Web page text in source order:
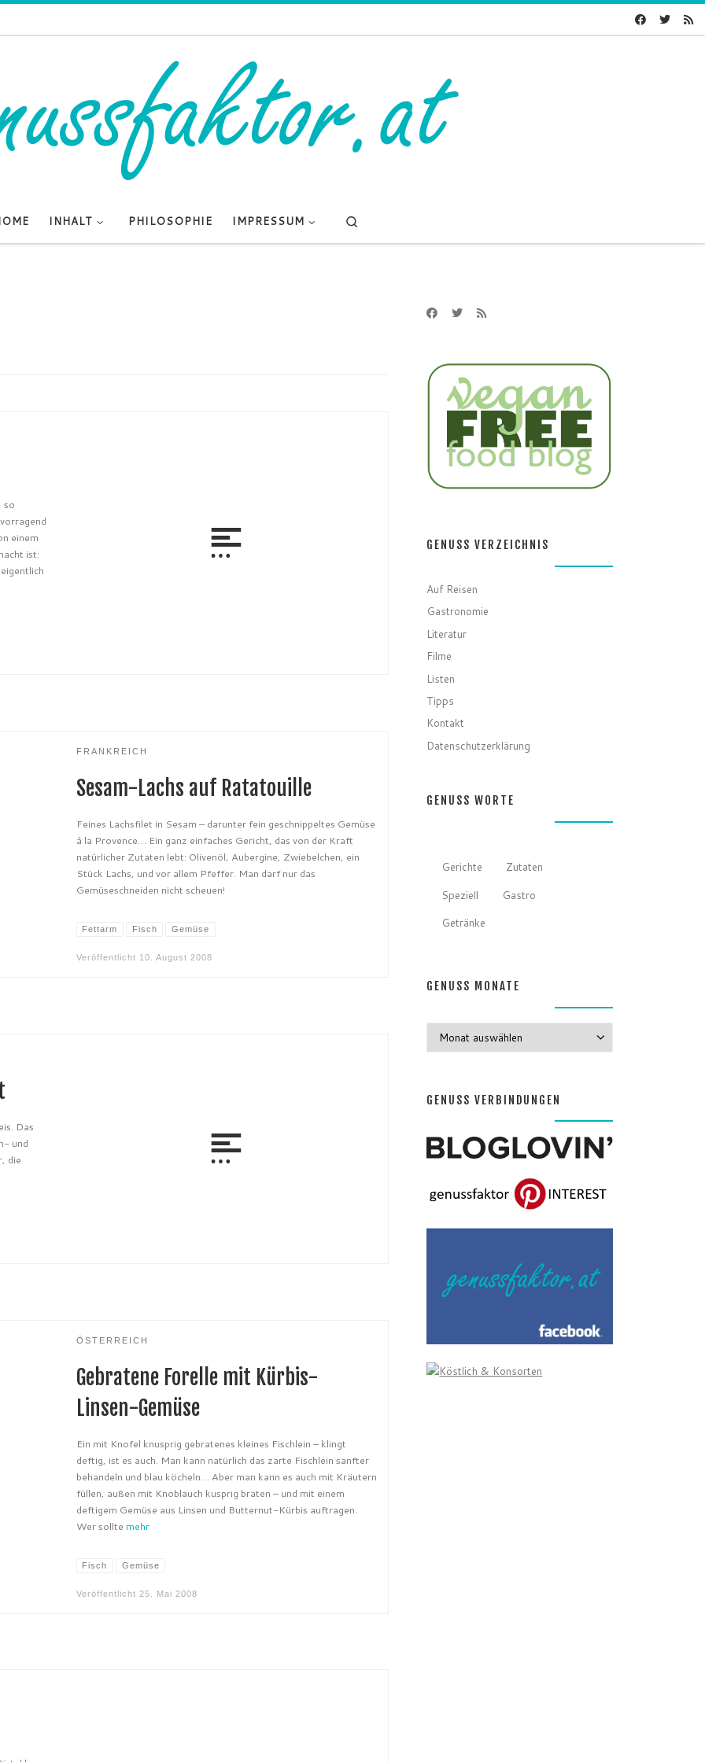
INHALT PHILOSOPHIE IMPRESSUM
so
einem
ist:
FRANKREICH
Sesam-Lachs auf Ratatouille
Feines Lachsfilet in Sesam – darunter fein geschnippeltes Gemüse
á la Provence… Ein ganz einfaches Gericht, das von der Kraft
natürlicher Zutaten lebt: Olivenöl, Aubergine, Zwiebelchen, ein
Stück Lachs, und vor allem Pfeffer. Man darf nur das
Gemüseschneiden nicht scheuen!
Fettarm Fisch Gemüse
Veröffentlicht 10. August 2008
Das
und
die
ÖSTERREICH
Gebratene Forelle mit Kürbis-
Linsen-Gemüse
Ein mit Knofel knusprig gebratenes kleines Fischlein – klingt
deftig, ist es auch. Man kann natürlich das zarte Fischlein sanfter
behandeln und blau köcheln… Aber man kann es auch mit Kräutern
füllen, außen mit Knoblauch kusprig braten – und mit einem
deftigem Gemüse aus Linsen und Butternut-Kürbis auftragen.
Wer sollte mehr
Fisch Gemüse
Veröffentlicht 25. Mai 2008
GENUSS VERZEICHNIS
Auf Reisen
Gastronomie
Literatur
Filme
Listen
Tipps
Kontakt
Datenschutzerklärung
GENUSS WORTE
Gerichte
Zutaten
Speziell
Gastro
Getränke
GENUSS MONATE
GENUSS VERBINDUNGEN